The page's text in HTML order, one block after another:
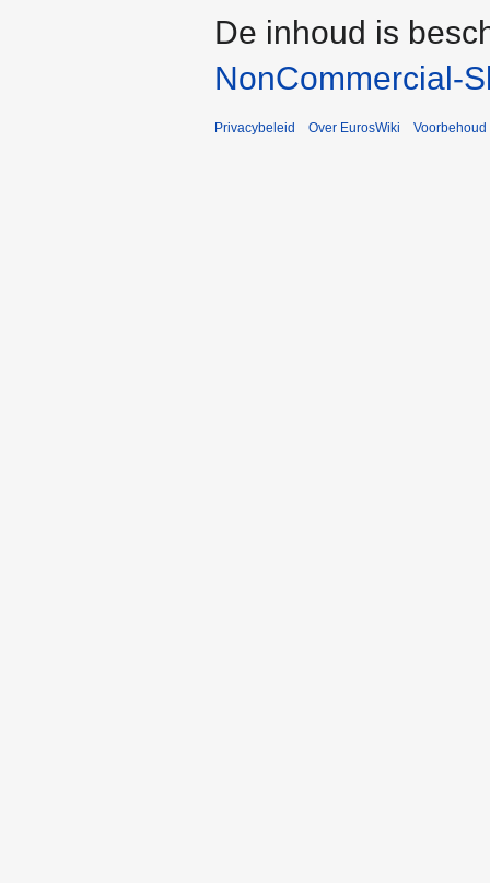
De inhoud is
NonCommercial-
Privacybeleid Over EurosWiki Voorbehoud